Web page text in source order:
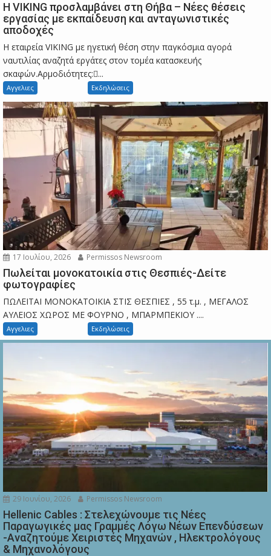
Η VIKING προσλαμβάνει στη Θήβα – Νέες θέσεις
εργασίας με εκπαίδευση και ανταγωνιστικές
αποδοχές
Η εταιρεία VIKING με ηγετική θέση στην παγκόσμια αγορά
ναυτιλίας αναζητά εργάτες στον τομέα κατασκευής
σκαφών.Αρμοδιότητες:...
Αγγελιες Εκδηλώσεις
17 Ιουλίου, 2026 Permissos Newsroom
Πωλείται μονοκατοικία στις Θεσπιές-Δείτε
φωτογραφίες
ΠΩΛΕΙΤΑΙ ΜΟΝΟΚΑΤΟΙΚΙΑ ΣΤΙΣ ΘΕΣΠΙΕΣ , 55 τ.μ. , ΜΕΓΑΛΟΣ
ΑΥΛΕΙΟΣ ΧΩΡΟΣ ΜΕ ΦΟΥΡΝΟ , ΜΠΑΡΜΠΕΚΙΟΥ ....
Αγγελιες Εκδηλώσεις
29 Ιουνίου, 2026 Permissos Newsroom
Hellenic Cables : Στελεχώνουμε τις Νέες
Παραγωγικές μας Γραμμές Λόγω Νέων Επενδύσεων
-Αναζητούμε Χειριστές Μηχανών , Ηλεκτρολόγους
& Μηχανολόγους